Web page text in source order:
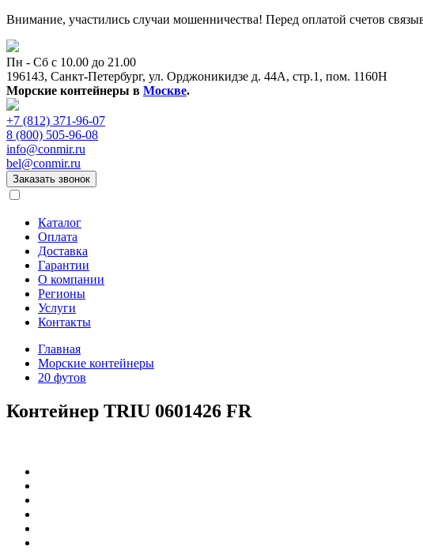
Внимание, участились случаи мошенничества! Перед оплатой счетов
Пн - Сб с 10.00 до 21.00
196143, Санкт-Петербург, ул. Орджоникидзе д. 44А, стр.1, пом. 1160Н
Морские контейнеры в Москве.
+7 (812) 371-96-07
8 (800) 505-96-08
info@conmir.ru
bel@conmir.ru
Заказать звонок
Каталог
Оплата
Доставка
Гарантии
О компании
Регионы
Услуги
Контакты
Главная
Морские контейнеры
20 футов
Контейнер TRIU 0601426 FR